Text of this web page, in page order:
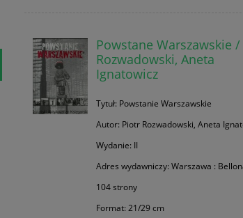
Powstane Warszawskie
Rozwadowski, Aneta
Ignatowicz
Tytuł: Powstanie Warszawskie
Autor: Piotr Rozwadowski, Aneta
Wydanie: II
Adres wydawniczy: Warszawa :
104 strony
Format: 21/29 cm